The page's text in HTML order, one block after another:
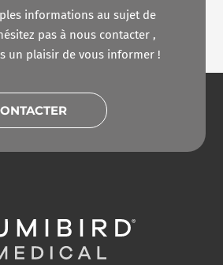
informations au sujet de
pas à nous contacter ,
un plaisir de vous informer !